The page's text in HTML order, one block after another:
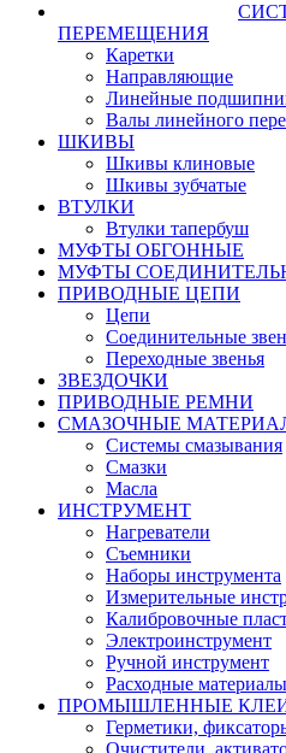
ПЕРЕМЕЩЕНИЯ
Каретки
Направляющие
Линейные
Валы линейного
ШКИВЫ
Шкивы клиновые
Шкивы зубчатые
ВТУЛКИ
Втулки тапербуш
МУФТЫ ОБГОННЫЕ
МУФТЫ
ПРИВОДНЫЕ ЦЕПИ
Цепи
Соединительные
Переходные звенья
ЗВЕЗДОЧКИ
ПРИВОДНЫЕ РЕМНИ
СМАЗОЧНЫЕ
Системы смазывания
Смазки
Масла
ИНСТРУМЕНТ
Нагреватели
Съемники
Наборы инструмента
Измерительные
Калибровочные
Электроинструмент
Ручной инструмент
Расходные материалы
ПРОМЫШЛЕННЫЕ
Герметики,